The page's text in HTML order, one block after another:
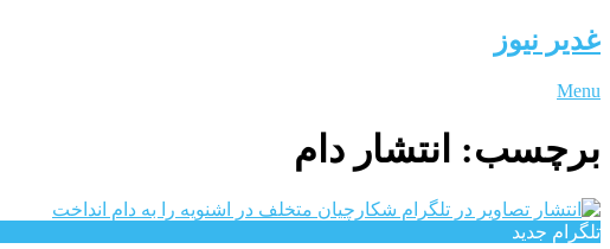
غدیر نیوز
Menu
برچسب: انتشار دام
تلگرام جدید